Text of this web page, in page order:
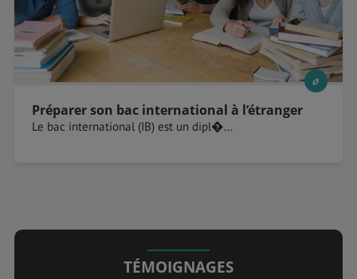
Préparer son bac international à l’étranger
Le bac international (IB) est un dipl�...
TÉMOIGNAGES